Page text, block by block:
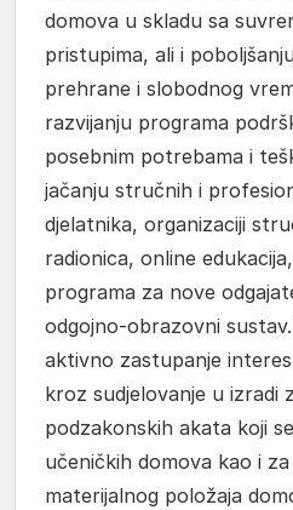
domova u skladu sa
pristupima, ali i
prehrane i slobodnog
razvijanju programa
posebnim potrebama i
jačanju stručnih i
djelatnika, organizaciji
radionica, online
programa za nove
odgojno-obrazovni
aktivno zastupanje
kroz sudjelovanje u izradi
podzakonskih akata koji
učeničkih domova kao i
materijalnog položaja